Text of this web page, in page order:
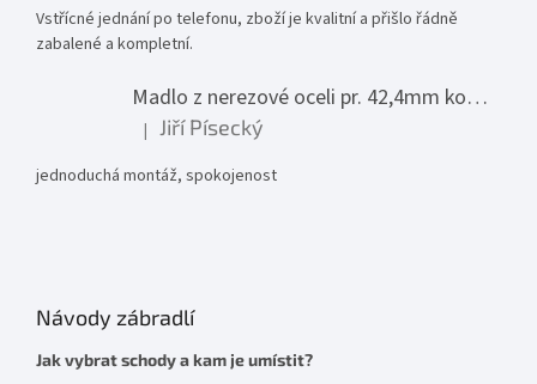
Vstřícné jednání po telefonu, zboží je kvalitní a přišlo řádně
zabalené a kompletní.
Madlo z nerezové oceli pr. 42,4mm komplet - model 0116 - 3000mm
Hodnocení produktu je 5 z 5 hvězdiček.
| Jiří Písecký
jednoduchá montáž, spokojenost
Návody zábradlí
Jak vybrat schody a kam je umístit?